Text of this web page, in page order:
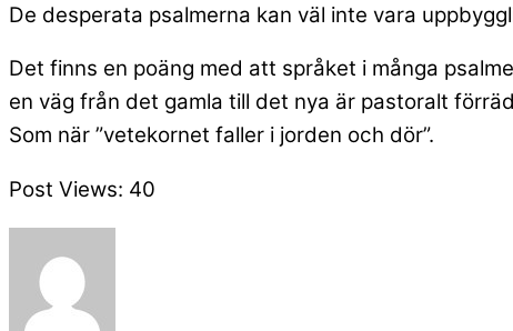
De desperata psalmerna kan väl inte vara
Det finns en poäng med att språket i många
en väg från det gamla till det nya är pastoralt
Som när ”vetekornet faller i jorden och dör”.
Post Views: 40